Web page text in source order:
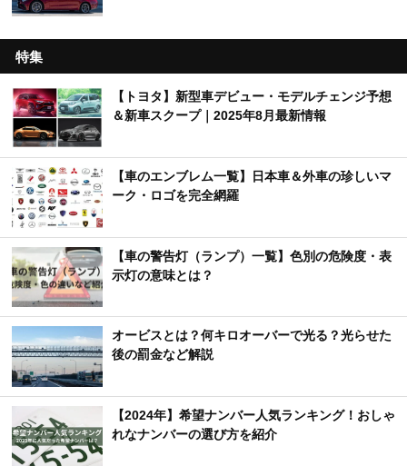
特集
【トヨタ】新型車デビュー・モデルチェンジ予想
＆新車スクープ｜2025年8月最新情報
【車のエンブレム一覧】日本車＆外車の珍しいマ
ーク・ロゴを完全網羅
【車の警告灯（ランプ）一覧】色別の危険度・表
示灯の意味とは？
オービスとは？何キロオーバーで光る？光らせた
後の罰金など解説
【2024年】希望ナンバー人気ランキング！おしゃ
れなナンバーの選び方を紹介